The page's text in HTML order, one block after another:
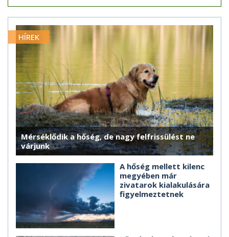
HÍREK
Mérséklődik a hőség, de nagy felfrissülést ne
várjunk
A hőség mellett kilenc
megyében már
zivatarok kialakulására
figyelmeztetnek